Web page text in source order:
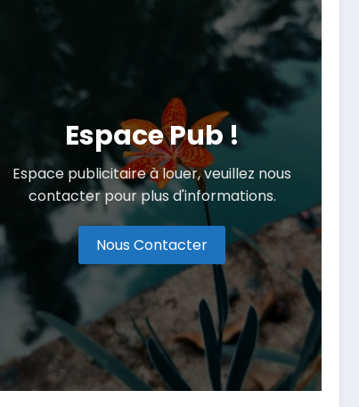
Espace Pub !
Espace publicitaire à louer, veuillez nous
contacter pour plus d'informations.
Nous Contacter